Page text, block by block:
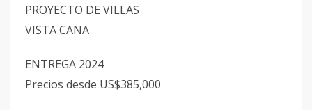
PROYECTO DE VILLAS
VISTA CANA
ENTREGA 2024
Precios desde US$385,000